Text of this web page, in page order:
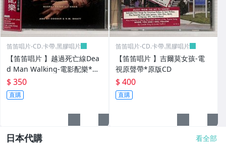
笛笛唱片-CD.卡帶.黑膠唱片
【笛笛唱片 】越過死亡線Dea
d Man Walking-電影配樂*原
版CD
$ 350
直購
笛笛唱片-CD.卡帶.黑膠唱片
【笛笛唱片 】吉爾莫女孩-電
視原聲帶*原版CD
$ 400
直購
日本代購 看全部